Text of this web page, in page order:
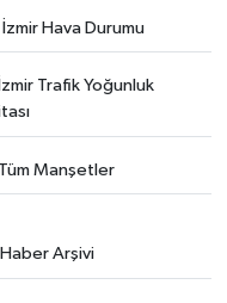
İzmir Hava Durumu
İzmir Trafik Yoğunluk
Tüm Manşetler
Haber Arşivi